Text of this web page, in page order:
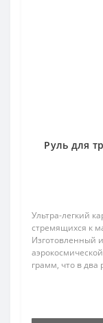
Руль для
Ультра-легкий
стремящихся к
Изготовленный
грамм, что в